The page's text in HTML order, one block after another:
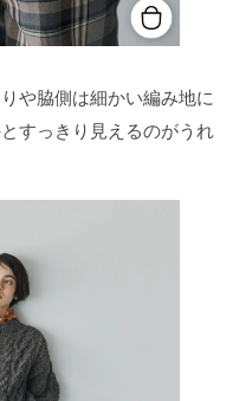
や脇側は細かい編み地に
すっきり見えるのがうれ